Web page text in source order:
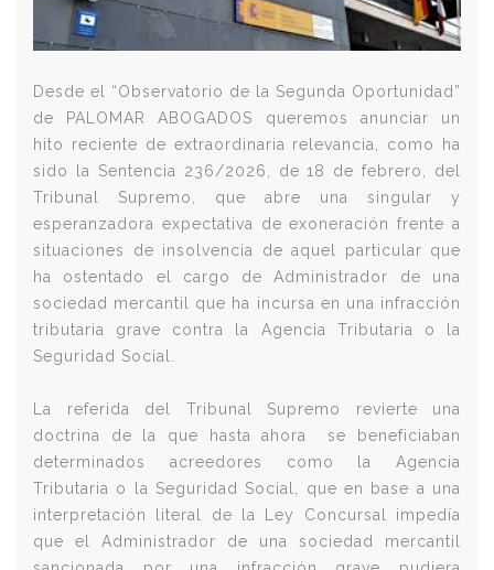
Desde el “Observatorio de la Segunda Oportunidad”
de PALOMAR ABOGADOS queremos anunciar un
hito reciente de extraordinaria relevancia, como ha
sido la Sentencia 236/2026, de 18 de febrero, del
Tribunal Supremo, que abre una singular y
esperanzadora expectativa de exoneración frente a
situaciones de insolvencia de aquel particular que
ha ostentado el cargo de Administrador de una
sociedad mercantil que ha incursa en una infracción
tributaria grave contra la Agencia Tributaria o la
Seguridad Social.
La referida del Tribunal Supremo revierte una
doctrina de la que hasta ahora se beneficiaban
determinados acreedores como la Agencia
Tributaria o la Seguridad Social, que en base a una
interpretación literal de la Ley Concursal impedía
que el Administrador de una sociedad mercantil